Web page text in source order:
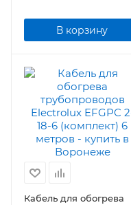
В корзину
Кабель для обогрева